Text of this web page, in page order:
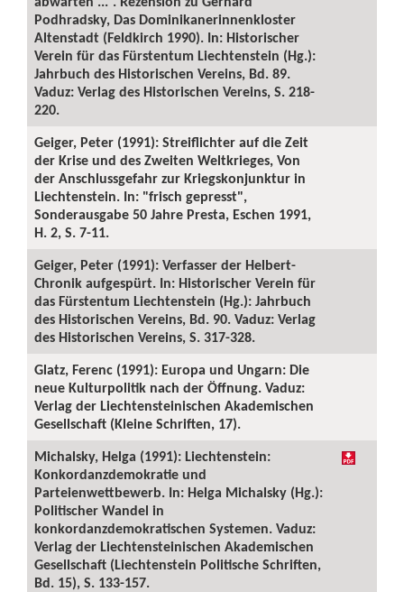
Podhradsky, Das Dominikanerinnenkloster
Altenstadt (Feldkirch 1990). In: Historischer
Verein für das Fürstentum Liechtenstein (Hg.):
Jahrbuch des Historischen Vereins, Bd. 89.
Vaduz: Verlag des Historischen Vereins, S. 218-
220.
Geiger, Peter (1991): Streiflichter auf die Zeit
der Krise und des Zweiten Weltkrieges, Von
der Anschlussgefahr zur Kriegskonjunktur in
Liechtenstein. In: "frisch gepresst",
Sonderausgabe 50 Jahre Presta, Eschen 1991,
H. 2, S. 7-11.
Geiger, Peter (1991): Verfasser der Helbert-
Chronik aufgespürt. In: Historischer Verein für
das Fürstentum Liechtenstein (Hg.): Jahrbuch
des Historischen Vereins, Bd. 90. Vaduz: Verlag
des Historischen Vereins, S. 317-328.
Glatz, Ferenc (1991): Europa und Ungarn: Die
neue Kulturpolitik nach der Öffnung. Vaduz:
Verlag der Liechtensteinischen Akademischen
Gesellschaft (Kleine Schriften, 17).
Michalsky, Helga (1991): Liechtenstein:
Konkordanzdemokratie und
Parteienwettbewerb. In: Helga Michalsky (Hg.):
Politischer Wandel in
konkordanzdemokratischen Systemen. Vaduz:
Verlag der Liechtensteinischen Akademischen
Gesellschaft (Liechtenstein Politische Schriften,
Bd. 15), S. 133-157.